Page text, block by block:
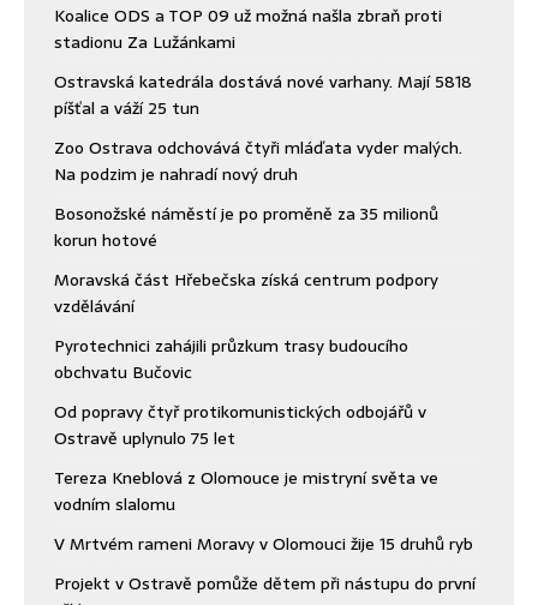
Koalice ODS a TOP 09 už možná našla zbraň proti
stadionu Za Lužánkami
Ostravská katedrála dostává nové varhany. Mají 5818
píšťal a váží 25 tun
Zoo Ostrava odchovává čtyři mláďata vyder malých.
Na podzim je nahradí nový druh
Bosonožské náměstí je po proměně za 35 milionů
korun hotové
Moravská část Hřebečska získá centrum podpory
vzdělávání
Pyrotechnici zahájili průzkum trasy budoucího
obchvatu Bučovic
Od popravy čtyř protikomunistických odbojářů v
Ostravě uplynulo 75 let
Tereza Kneblová z Olomouce je mistryní světa ve
vodním slalomu
V Mrtvém rameni Moravy v Olomouci žije 15 druhů ryb
Projekt v Ostravě pomůže dětem při nástupu do první